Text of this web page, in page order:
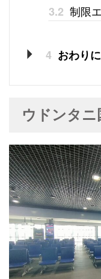
3.2 制限
4 おわりに
ウドンタニ